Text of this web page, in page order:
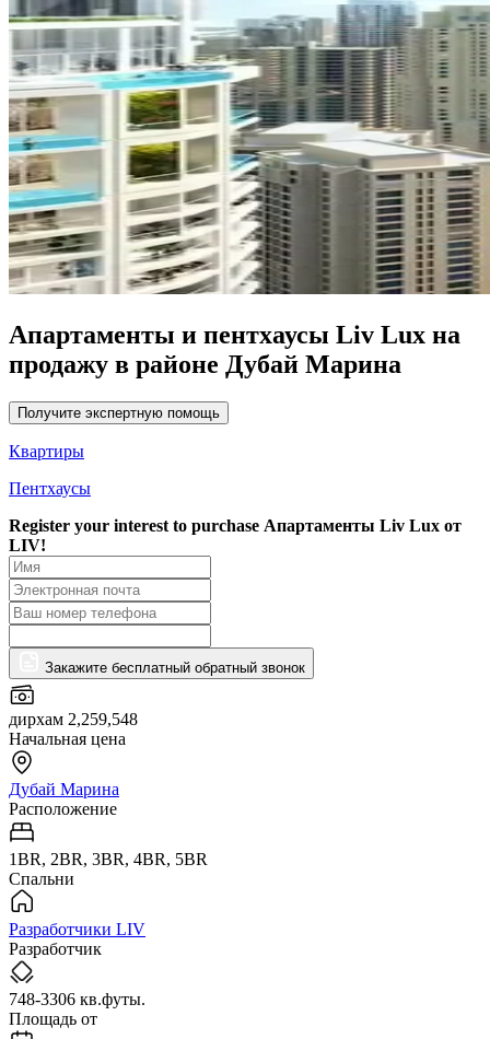
Апартаменты и пентхаусы Liv Lux на
продажу в районе Дубай Марина
Получите экспертную помощь
Квартиры
Пентхаусы
Register your interest to purchase Апартаменты Liv Lux от
LIV!
Закажите бесплатный обратный звонок
дирхам 2,259,548
Начальная цена
Дубай Марина
Расположение
1BR, 2BR, 3BR, 4BR, 5BR
Спальни
Разработчики LIV
Разработчик
748-3306 кв.футы.
Площадь от